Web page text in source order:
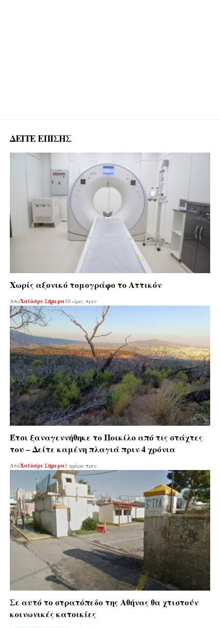
ΔΕΙΤΕ ΕΠΙΣΗΣ
Χωρίς αξονικό τομογράφο το Αττικόν
ΑπόΧαϊδάρι Σήμερα 10 ώρες πριν
Έτσι ξαναγεννήθηκε το Ποικίλο από τις στάχτες
του – Δείτε καμένη πλαγιά πριν 4 χρόνια
ΑπόΧαϊδάρι Σήμερα1 ημέρα πριν
Σε αυτό το στρατόπεδο της Αθήνας θα χτιστούν
κοινωνικές κατοικίες